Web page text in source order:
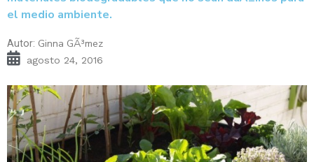
el medio ambiente.
Autor: Ginna GÃ³mez
agosto 24, 2016